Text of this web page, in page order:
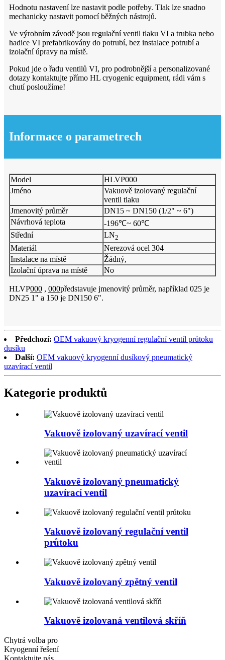
Hodnotu nastavení lze nastavit podle potřeby. Tlak lze snadno
mechanicky nastavit pomocí běžných nástrojů.
Ve výrobním závodě jsou regulační ventil tlaku VI a trubka nebo
hadice VI prefabrikovány do potrubí, bez instalace potrubí a
izolační úpravy na místě.
Pokud jde o řadu ventilů VI, pro podrobnější a personalizované
dotazy kontaktujte přímo HL cryogenic equipment, rádi vám s
chutí posloužíme!
Informace o parametrech
Model
HLVP000
Jméno
Vakuově izolovaný regulační
ventil tlaku
Jmenovitý průměr
DN15 ~ DN150 (1/2" ~ 6")
Návrhová teplota
-196℃~ 60℃
Střední
LN2
Materiál
Nerezová ocel 304
Instalace na místě
Žádný,
Izolační úprava na místě
No
HLVP000 , 000představuje jmenovitý průměr, například 025 je
DN25 1" a 150 je DN150 6".
Předchozí: OEM vakuový kryogenní regulační ventil průtoku
dusíku
Další: OEM vakuový kryogenní dusíkový pneumatický
uzavírací ventil
Kategorie produktů
Vakuově izolovaný uzavírací ventil
Vakuově izolovaný pneumatický
uzavírací ventil
Vakuově izolovaný regulační ventil
průtoku
Vakuově izolovaný zpětný ventil
Vakuově izolovaná ventilová skříň
Chytrá volba pro
Kryogenní řešení
Kontaktujte nás